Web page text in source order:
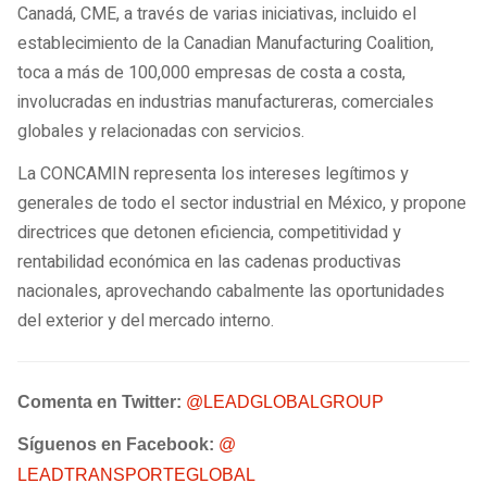
Canadá, CME, a través de varias iniciativas, incluido el
establecimiento de la Canadian Manufacturing Coalition,
toca a más de 100,000 empresas de costa a costa,
involucradas en industrias manufactureras, comerciales
globales y relacionadas con servicios.
La CONCAMIN representa los intereses legítimos y
generales de todo el sector industrial en México, y propone
directrices que detonen eficiencia, competitividad y
rentabilidad económica en las cadenas productivas
nacionales, aprovechando cabalmente las oportunidades
del exterior y del mercado interno.
Comenta en Twitter: @LEADGLOBALGROUP
Síguenos en Facebook: @
LEADTRANSPORTEGLOBAL